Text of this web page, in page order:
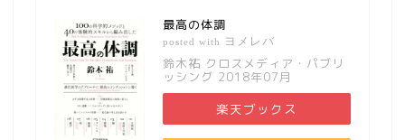
最高の体調
posted with ヨメレバ
鈴木祐 クロスメディア・パブリ
ッシング 2018年07月
楽天ブックス